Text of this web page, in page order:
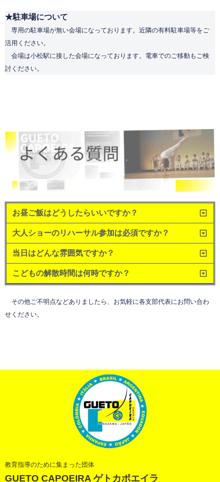
★駐車場について
専用の駐車場が無い会場になっております。近隣の有料駐車場等をご
活用ください。
会場は小松駅に接した会場になっております。電車でのご移動もご検
討ください。
お昼ご飯はどうしたらいいですか？
大人ショーのリハーサル参加は必須ですか？
当日はどんな雰囲気ですか？
こどもの解散時間は何時ですか？
その他ご不明点などありましたら、お気軽に各支部代表にお問い合わ
せください。
教育指導のために集まった団体
GUETO CAPOEIRA ゲトカポエイラ